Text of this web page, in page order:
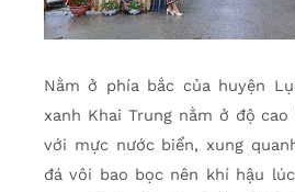
Nằm ở phía bắc của huyện
xanh Khai Trung nằm ở độ
với mực nước biển, xung
đá vôi bao bọc nên khí hậu